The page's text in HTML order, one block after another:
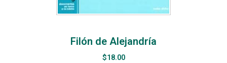
Filón de Alejandría
$18.00